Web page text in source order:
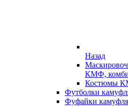
Назад
КМФ,
Костюмы
Футболки
Фуфайки